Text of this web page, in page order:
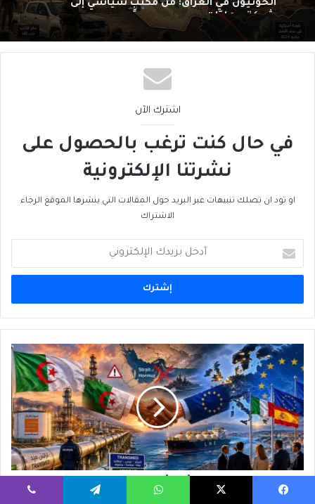
شبكةِ عمليّات
اشترك الآن
في حال كنت ترغب بالحصول على
نشرتنا الإلكترونية
او تود ان تصلك تنبيهات عبر البريد حول المقالات التي ينشرها الموقع الرجاء
الاشتراك
بريدك
الإلكتروني
الجزائر
وأوروبا:
فُرصَةُ
الطاقة
التي
قد
لا
تتكرَّر
الجزائر وأوروبا: فُرصَةُ الطاقة التي قد لا تتكرَّر